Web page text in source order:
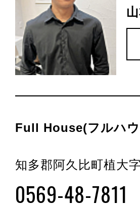
Full House(フルハ
知多郡阿久比町植大
0569-48-7811